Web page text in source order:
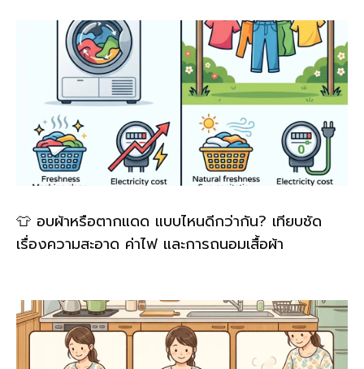
👕 อบผ้าหรือตากแดด แบบไหนดีกว่ากัน? เทียบชัด
เรื่องความสะอาด ค่าไฟ และการถนอมเสื้อผ้า